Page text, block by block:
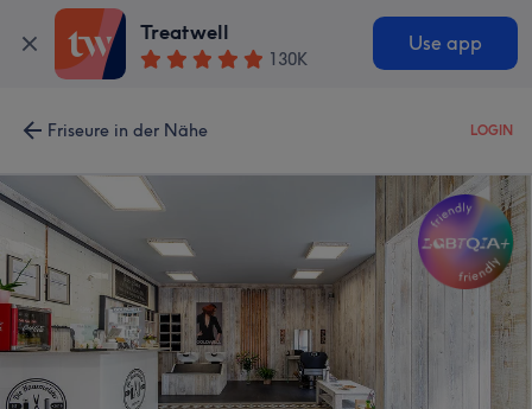
Treatwell
130K
Use app
Friseure in der Nähe LOGIN